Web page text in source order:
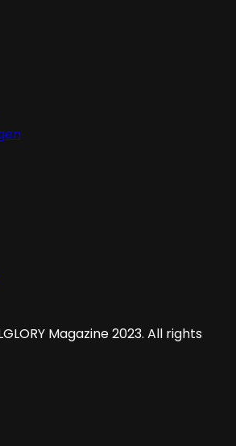
Magazine 2023. All rights